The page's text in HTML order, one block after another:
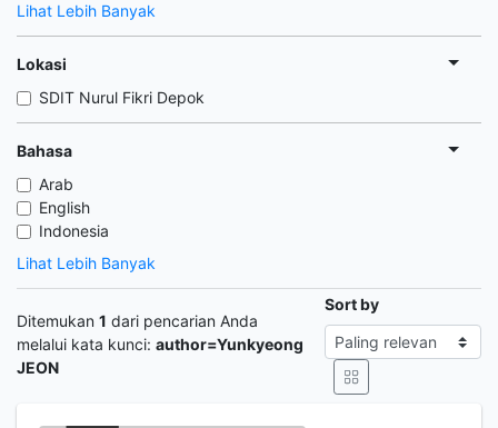
Lihat Lebih Banyak
Lokasi
SDIT Nurul Fikri Depok
Bahasa
Arab
English
Indonesia
Lihat Lebih Banyak
Ditemukan 1 dari pencarian Anda
melalui kata kunci: author=Yunkyeong
JEON
Sort by